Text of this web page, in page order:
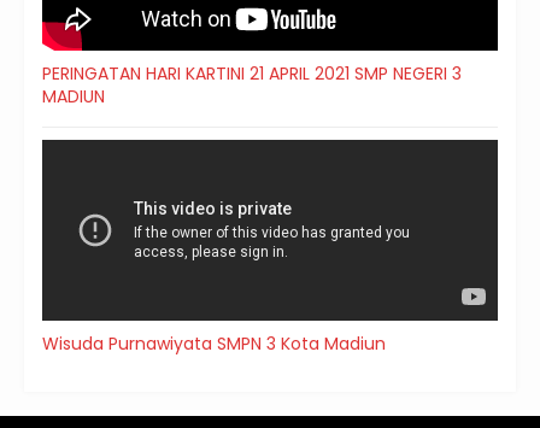
PERINGATAN HARI KARTINI 21 APRIL 2021 SMP NEGERI 3
MADIUN
Wisuda Purnawiyata SMPN 3 Kota Madiun